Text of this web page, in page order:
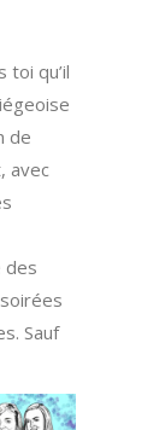
toi qu’il
de
avec
des
Sauf